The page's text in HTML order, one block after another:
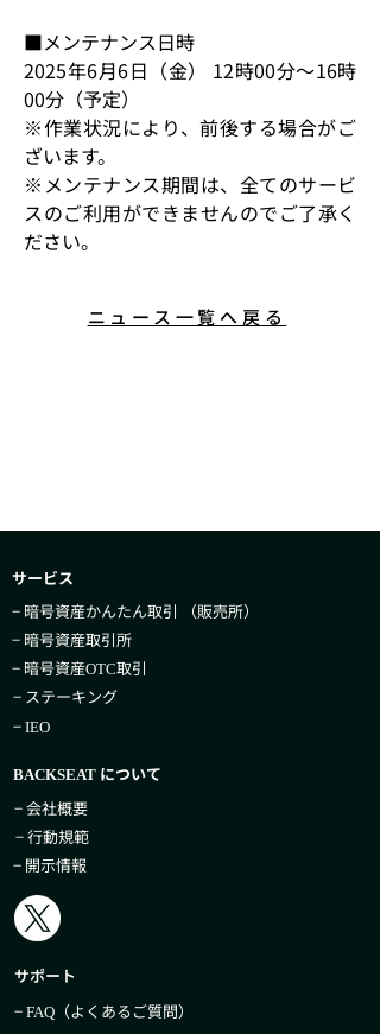
■メンテナンス日時
2025年6月6日（金）
12時00分～16時
00分（予定）
※作業状況により、前後する場合がご
ざいます。
※メンテナンス期間は、全てのサービ
スのご利用ができませんのでご了承く
ださい。
ニュース一覧へ戻る
サービス
− 暗号資産かんたん取引​ （販売所）
− 暗号資産取引所
− 暗号資産OTC取引
− ステーキング
− IEO
BACKSEAT について
− 会社概要
− 行動規範
− 開示情報
サポート
− FAQ （よくあるご質問）